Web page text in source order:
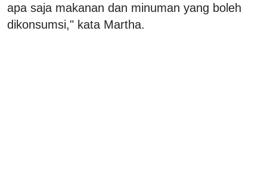
apa saja makanan dan minuman yang boleh
dikonsumsi," kata Martha.